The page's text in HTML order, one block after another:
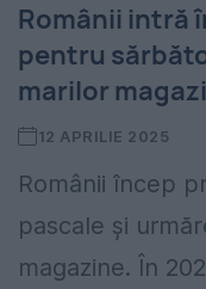
Românii intră
pentru
marilor
12 APRILIE 2025
Românii încep
pascale și
magazine. În